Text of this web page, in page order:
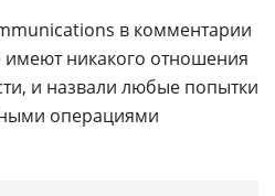
в комментарии
имеют никакого отношения
и назвали любые попытки
операциями